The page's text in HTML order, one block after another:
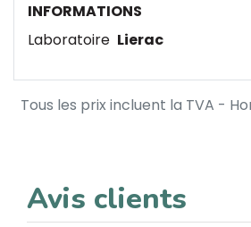
INFORMATIONS
Laboratoire Lierac
Tous les prix incluent la TVA -
Avis clients